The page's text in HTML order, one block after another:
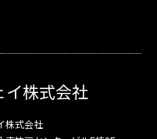
イ株式会社
株式会社